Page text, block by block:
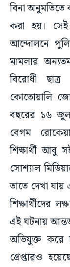
বিনা অনুমতিতে
করা হয়। সেই
আন্দোলনে
মামলার
বিরোধী
কোতোয়ালি
বছরের ১৬
বেগম রোকেয়া
শিক্ষার্থী
সোশ্যাল
তাতে দেখা
শিক্ষার্থীদের
এই ঘটনায়
অভিযুক্ত করে
গ্রেপ্তারও